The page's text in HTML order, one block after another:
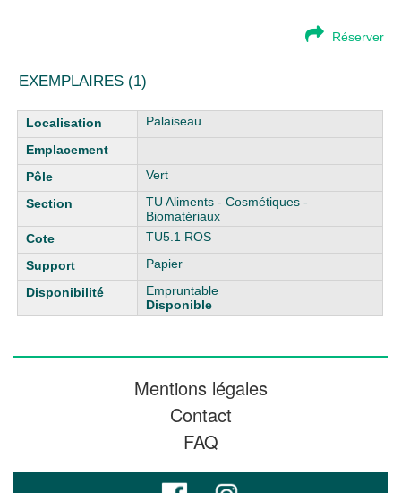
Réserver
EXEMPLAIRES (1)
Liste des exemplaires Palaiseau
Vert
TU Aliments - Cosmétiques -
Biomatériaux
TU5.1 ROS
Papier
Empruntable
Disponible
Mentions légales
Contact
FAQ